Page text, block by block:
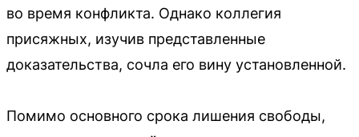
во время конфликта. Однако коллегия
присяжных, изучив представленные
доказательства, сочла его вину установленной.
Помимо основного срока лишения свободы,